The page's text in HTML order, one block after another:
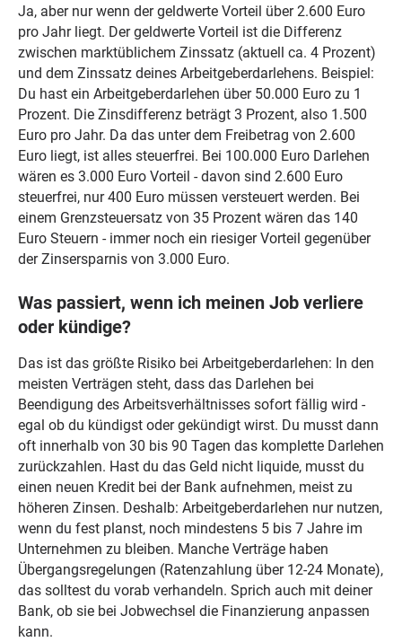
Ja, aber nur wenn der geldwerte Vorteil über 2.600 Euro
pro Jahr liegt. Der geldwerte Vorteil ist die Differenz
zwischen marktüblichem Zinssatz (aktuell ca. 4 Prozent)
und dem Zinssatz deines Arbeitgeberdarlehens. Beispiel:
Du hast ein Arbeitgeberdarlehen über 50.000 Euro zu 1
Prozent. Die Zinsdifferenz beträgt 3 Prozent, also 1.500
Euro pro Jahr. Da das unter dem Freibetrag von 2.600
Euro liegt, ist alles steuerfrei. Bei 100.000 Euro Darlehen
wären es 3.000 Euro Vorteil - davon sind 2.600 Euro
steuerfrei, nur 400 Euro müssen versteuert werden. Bei
einem Grenzsteuersatz von 35 Prozent wären das 140
Euro Steuern - immer noch ein riesiger Vorteil gegenüber
der Zinsersparnis von 3.000 Euro.
Was passiert, wenn ich meinen Job verliere
oder kündige?
Das ist das größte Risiko bei Arbeitgeberdarlehen: In den
meisten Verträgen steht, dass das Darlehen bei
Beendigung des Arbeitsverhältnisses sofort fällig wird -
egal ob du kündigst oder gekündigt wirst. Du musst dann
oft innerhalb von 30 bis 90 Tagen das komplette Darlehen
zurückzahlen. Hast du das Geld nicht liquide, musst du
einen neuen Kredit bei der Bank aufnehmen, meist zu
höheren Zinsen. Deshalb: Arbeitgeberdarlehen nur nutzen,
wenn du fest planst, noch mindestens 5 bis 7 Jahre im
Unternehmen zu bleiben. Manche Verträge haben
Übergangsregelungen (Ratenzahlung über 12-24 Monate),
das solltest du vorab verhandeln. Sprich auch mit deiner
Bank, ob sie bei Jobwechsel die Finanzierung anpassen
kann.